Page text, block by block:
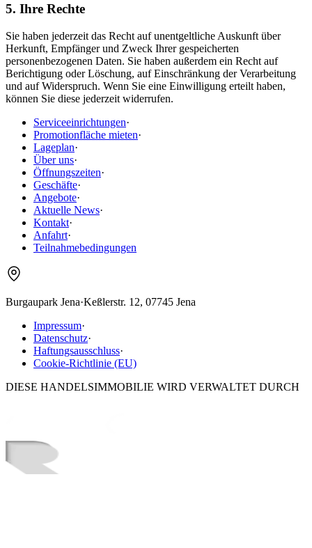
5. Ihre Rechte
Sie haben jederzeit das Recht auf unentgeltliche Auskunft über
Herkunft, Empfänger und Zweck Ihrer gespeicherten
personenbezogenen Daten. Sie haben außerdem ein Recht auf
Berichtigung oder Löschung, auf Einschränkung der Verarbeitung
und auf Widerspruch. Wenn Sie eine Einwilligung erteilt haben,
können Sie diese jederzeit widerrufen.
Serviceeinrichtungen·
Promotionfläche mieten·
Lageplan·
Über uns·
Öffnungszeiten·
Geschäfte·
Angebote·
Aktuelle News·
Kontakt·
Anfahrt·
Teilnahmebedingungen
Burgaupark Jena·Keßlerstr. 12, 07745 Jena
Impressum·
Datenschutz·
Haftungsausschluss·
Cookie-Richtlinie (EU)
DIESE HANDELSIMMOBILIE WIRD VERWALTET DURCH